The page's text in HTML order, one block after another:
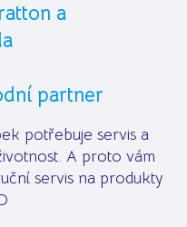
a
partner
potřebuje servis a
A proto vám
servis na produkty